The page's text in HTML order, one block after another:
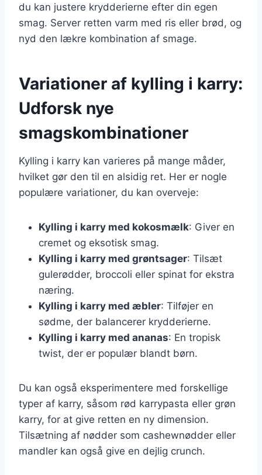
du kan justere krydderierne efter din egen
smag. Server retten varm med ris eller brød, og
nyd den lækre kombination af smage.
Variationer af kylling i karry:
Udforsk nye
smagskombinationer
Kylling i karry kan varieres på mange måder,
hvilket gør den til en alsidig ret. Her er nogle
populære variationer, du kan overveje:
Kylling i karry med kokosmælk: Giver en
cremet og eksotisk smag.
Kylling i karry med grøntsager: Tilsæt
gulerødder, broccoli eller spinat for ekstra
næring.
Kylling i karry med æbler: Tilføjer en
sødme, der balancerer krydderierne.
Kylling i karry med ananas: En tropisk
twist, der er populær blandt børn.
Du kan også eksperimentere med forskellige
typer af karry, såsom rød karrypasta eller grøn
karry, for at give retten en ny dimension.
Tilsætning af nødder som cashewnødder eller
mandler kan også give en dejlig crunch.